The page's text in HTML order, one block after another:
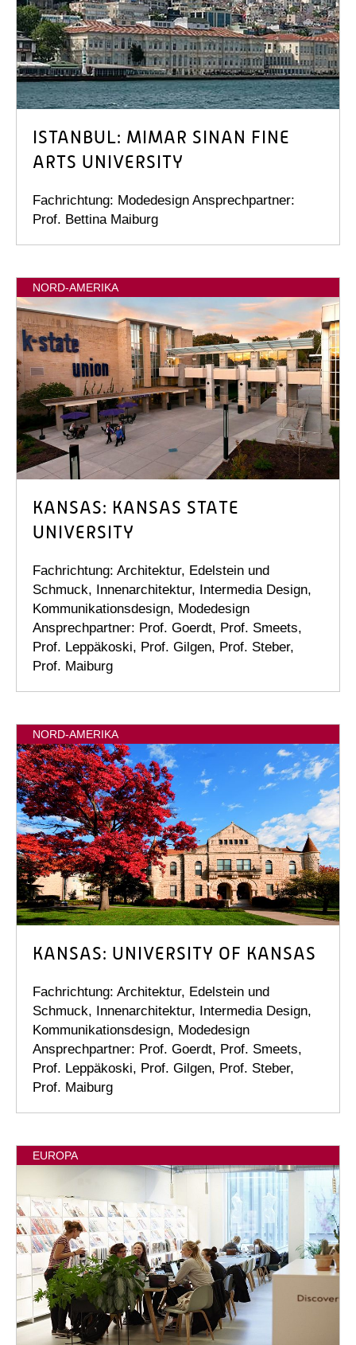
ISTANBUL: MIMAR SINAN FINE
ARTS UNIVERSITY
Fachrichtung: Modedesign Ansprechpartner:
Prof. Bettina Maiburg
NORD-AMERIKA
KANSAS: KANSAS STATE
UNIVERSITY
Fachrichtung: Architektur, Edelstein und
Schmuck, Innenarchitektur, Intermedia Design,
Kommunikationsdesign, Modedesign
Ansprechpartner: Prof. Goerdt, Prof. Smeets,
Prof. Leppäkoski, Prof. Gilgen, Prof. Steber,
Prof. Maiburg
NORD-AMERIKA
KANSAS: UNIVERSITY OF KANSAS
Fachrichtung: Architektur, Edelstein und
Schmuck, Innenarchitektur, Intermedia Design,
Kommunikationsdesign, Modedesign
Ansprechpartner: Prof. Goerdt, Prof. Smeets,
Prof. Leppäkoski, Prof. Gilgen, Prof. Steber,
Prof. Maiburg
EUROPA